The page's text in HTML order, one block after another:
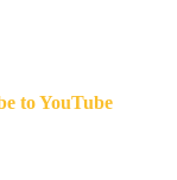
to YouTube